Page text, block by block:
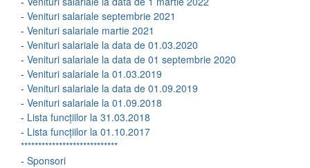
- Venituri salariale septembrie 2021
- Venituri salariale martie 2021
- Venituri salariale la data de 01.03.2020
- Venituri salariale la data de 01 septembrie 2020
- Venituri salariale la 01.03.2019
- Venituri salariale la data de 01.09.2019
- Venituri salariale la 01.09.2018
- Lista funcțiilor la 31.03.2018
- Lista funcțiilor la 01.10.2017
****************************
- Sponsori